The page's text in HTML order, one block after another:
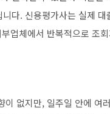
다. 신용평가사는 실제
업체에서 반복적으로 조
이 없지만, 일주일 안에 여